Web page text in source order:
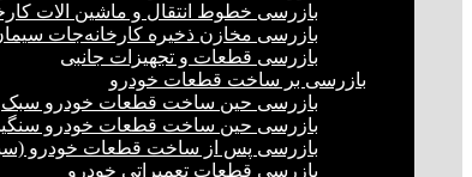
بازرسی خطوط انتقال و ماشین الات
بازرسی مخازن ذخیره کارخانه‌جات
بازرسی قطعات و تجهیزات جانبی
بازرسی بر ساخت قطعات خودرو
بازرسی حین ساخت قطعات خودرو سبک
بازرسی حین ساخت قطعات خودرو
بازرسی پس از ساخت قطعات خودرو
بازرسی قطعات تعمیراتی خودرو